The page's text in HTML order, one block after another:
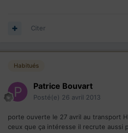
Citer
Habitués
Patrice Bouvart
Posté(e) 26 avril 2013
porte ouverte le 27 avril au transport
ceux que ça intéresse il recrute aussi